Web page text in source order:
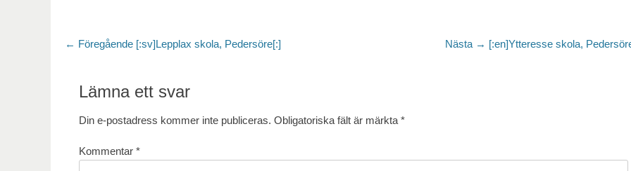
Inläggsnavigering
← Föregående Föregående
[:sv]Lepplax skola, Pedersöre[:] Nästa → Nästa
[:en]Ytteresse skola,
Lämna ett svar
Din e-postadress kommer inte publiceras. Obligatoriska fält är märkta *
Kommentar *